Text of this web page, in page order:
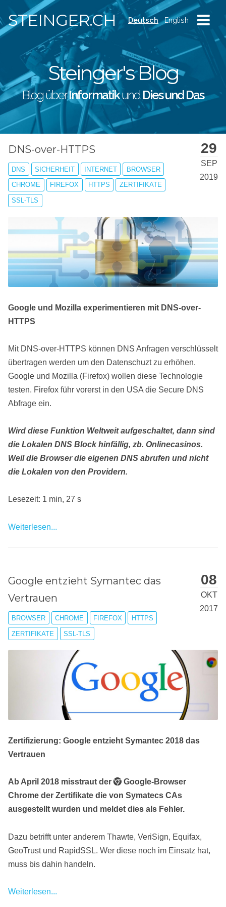
STEINGER.CH Deutsch English
Steinger's Blog
Blog überInformatikundDies und Das
29
SEP
2019
DNS-over-HTTPS
DNS SICHERHEIT INTERNET BROWSER
CHROME FIREFOX HTTPS ZERTIFIKATE
SSL-TLS
Google und Mozilla experimentieren mit DNS-over-
HTTPS
Mit DNS-over-HTTPS können DNS Anfragen verschlüsselt
übertragen werden um den Datenschuzt zu erhöhen.
Google und Mozilla (Firefox) wollen diese Technologie
testen. Firefox führ vorerst in den USA die Secure DNS
Abfrage ein.
Wird diese Funktion Weltweit aufgeschaltet, dann sind
die Lokalen DNS Block hinfällig, zb. Onlinecasinos.
Weil die Browser die eigenen DNS abrufen und nicht
die Lokalen von den Providern.
Lesezeit: 1 min, 27 s
Weiterlesen...
08
OKT
2017
Google entzieht Symantec das
Vertrauen
BROWSER CHROME FIREFOX HTTPS
ZERTIFIKATE SSL-TLS
Zertifizierung: Google entzieht Symantec 2018 das
Vertrauen
Ab April 2018 misstraut der
Google-Browser
Chrome der Zertifikate die von Symatecs CAs
ausgestellt wurden und meldet dies als Fehler.
Dazu betrifft unter anderem Thawte, VeriSign, Equifax,
GeoTrust und RapidSSL. Wer diese noch im Einsatz hat,
muss bis dahin handeln.
Weiterlesen...